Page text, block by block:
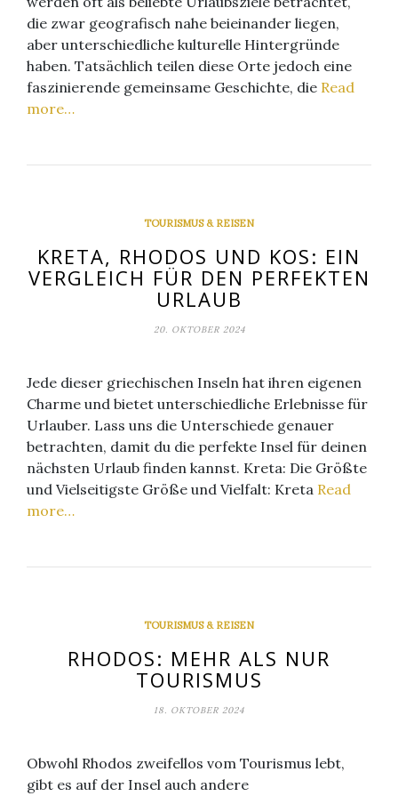
die zwar geografisch nahe beieinander liegen,
aber unterschiedliche kulturelle Hintergründe
haben. Tatsächlich teilen diese Orte jedoch eine
faszinierende gemeinsame Geschichte, die Read
more…
TOURISMUS & REISEN
KRETA, RHODOS UND KOS: EIN
VERGLEICH FÜR DEN PERFEKTEN
URLAUB
20. OKTOBER 2024
Jede dieser griechischen Inseln hat ihren eigenen
Charme und bietet unterschiedliche Erlebnisse für
Urlauber. Lass uns die Unterschiede genauer
betrachten, damit du die perfekte Insel für deinen
nächsten Urlaub finden kannst. Kreta: Die Größte
und Vielseitigste Größe und Vielfalt: Kreta Read
more…
TOURISMUS & REISEN
RHODOS: MEHR ALS NUR
TOURISMUS
18. OKTOBER 2024
Obwohl Rhodos zweifellos vom Tourismus lebt,
gibt es auf der Insel auch andere